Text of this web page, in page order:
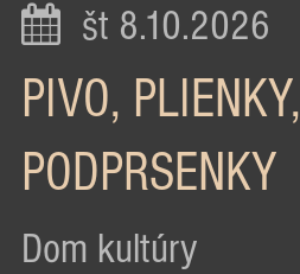
št 8.10.2026
PIVO, PLIENKY,
PODPRSENKY
Dom kultúry